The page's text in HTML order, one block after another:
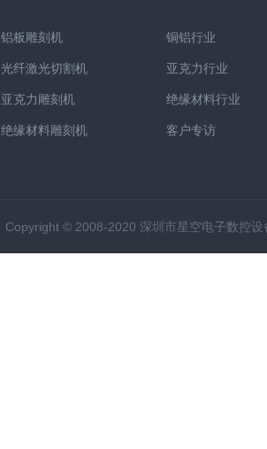
铝板雕刻机
光纤激光切割机
亚克力雕刻机
绝缘材料雕刻机
铜铝行业
亚克力行业
绝缘材料行业
客户专访
Copyright © 2008-2020 深圳市星空电子数控设